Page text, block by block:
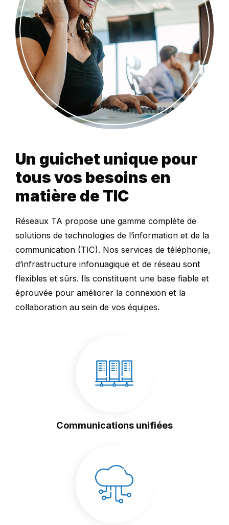
Un guichet unique pour
tous vos besoins en
matière de TIC
Réseaux TA propose une gamme complète de
solutions de technologies de l’information et de la
communication (TIC). Nos services de téléphonie,
d’infrastructure infonuagique et de réseau sont
flexibles et sûrs. Ils constituent une base fiable et
éprouvée pour améliorer la connexion et la
collaboration au sein de vos équipes.
Communications unifiées